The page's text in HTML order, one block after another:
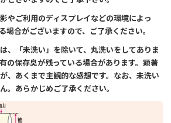
やご利用のディスプレイなどの環境によっ
場合がございますので、ご了承ください。
、「未洗い」を除いて、丸洗いをしてありま
の保存臭が残っている場合があります。顕著
、あくまで主観的な感想です。なお、未洗い
。あらかじめご了承ください。